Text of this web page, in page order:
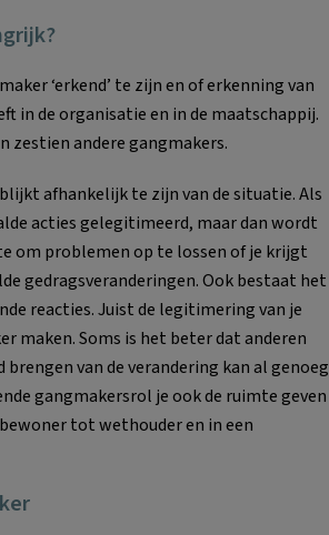
‘erkend’ te zijn en of erkenning van
in de organisatie en in de maatschappij.
zestien andere gangmakers.
afhankelijk te zijn van de situatie. Als
acties gelegitimeerd, maar dan wordt
om problemen op te lossen of je krijgt
gedragsveranderingen. Ook bestaat het
reacties. Juist de legitimering van je
maken. Soms is het beter dat anderen
van de verandering kan al genoeg
gangmakersrol je ook de ruimte geven
tot wethouder en in een